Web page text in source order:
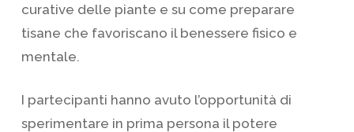
curative delle piante e su come preparare
tisane che favoriscano il benessere fisico e
mentale.
I partecipanti hanno avuto l’opportunità di
sperimentare in prima persona il potere